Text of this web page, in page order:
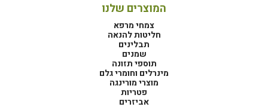
המוצרים שלנו
צמחי מרפא
חליטות להנאה
תבלינים
שמנים
תוספי תזונה
מינרלים וחומרי גלם
מוצרי מורינגה
פטריות
אביזרים